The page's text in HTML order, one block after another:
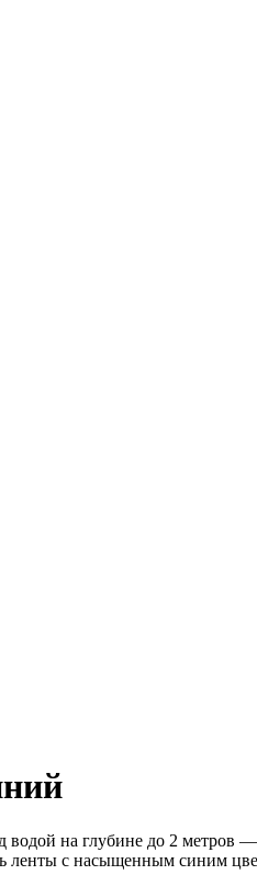
водой на глубине до 2
ленты с насыщенным синим